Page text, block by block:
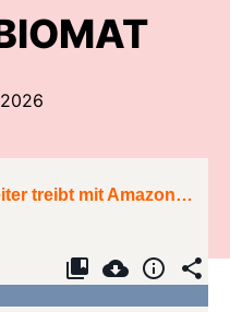
Christian Margreiter treibt mit Amazon das B2C-Geschäft von NATURABIOMAT